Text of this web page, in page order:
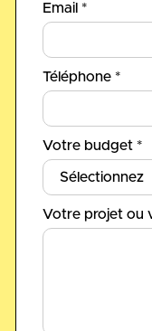
Email *
Téléphone *
Votre budget *
Votre projet ou